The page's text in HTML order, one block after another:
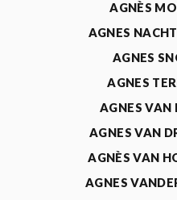
AGNÈS
AGNES
AGNES
AGNES
AGNES VAN
AGNES VAN
AGNÈS VAN
AGNES